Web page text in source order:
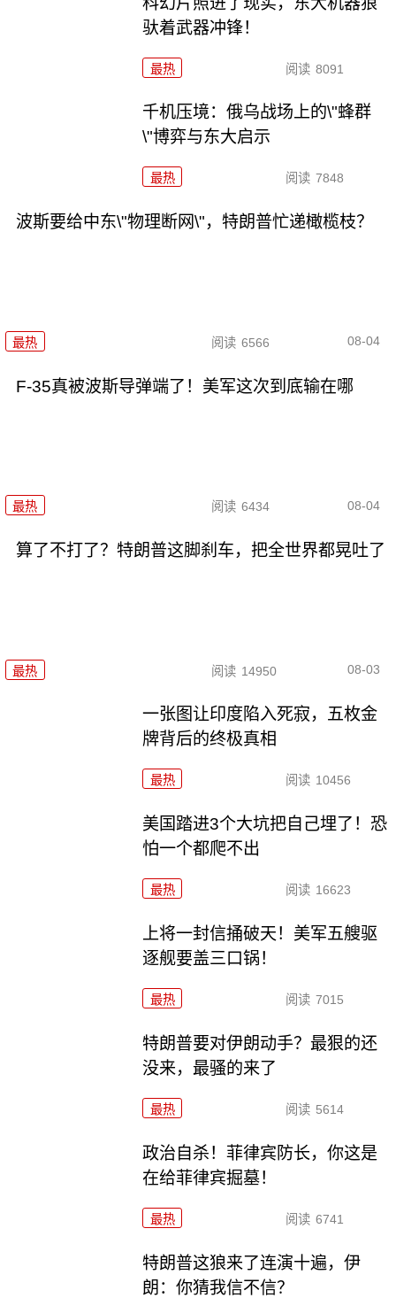
驮着武器冲锋！
最热 阅读 8091
千机压境：俄乌战场上的\"蜂群
\"博弈与东大启示
最热 阅读 7848
波斯要给中东\"物理断网\"，特朗普忙递橄榄枝？
最热 阅读 6566 08-04
F-35真被波斯导弹端了！美军这次到底输在哪
最热 阅读 6434 08-04
算了不打了？特朗普这脚刹车，把全世界都晃吐了
最热 阅读 14950 08-03
一张图让印度陷入死寂，五枚金
牌背后的终极真相
最热 阅读 10456
美国踏进3个大坑把自己埋了！恐
怕一个都爬不出
最热 阅读 16623
上将一封信捅破天！美军五艘驱
逐舰要盖三口锅！
最热 阅读 7015
特朗普要对伊朗动手？最狠的还
没来，最骚的来了
最热 阅读 5614
政治自杀！菲律宾防长，你这是
在给菲律宾掘墓！
最热 阅读 6741
特朗普这狼来了连演十遍，伊
朗：你猜我信不信？